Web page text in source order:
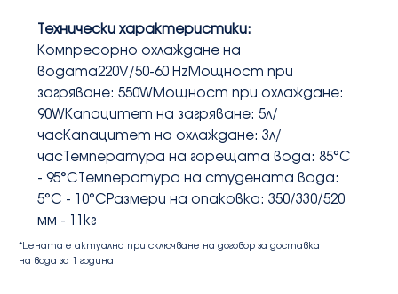
Технически характеристики:
Компресорно охлаждане на
водата220V/50-60 HzМощност при
загряване: 550WМощност при охлаждане:
90WКапацитет на загряване: 5л/
часКапацитет на охлаждане: 3л/
часТемпература на горещата вода: 85°C
- 95°CТемпература на студената вода:
5°C - 10°CРазмери на опаковка: 350/330/520
мм - 11кг
*Цената е актуална при сключване на договор за доставка
на вода за 1 година